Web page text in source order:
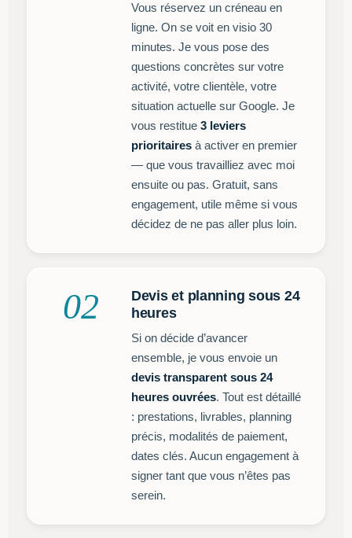
Vous réservez un créneau en
ligne. On se voit en visio 30
minutes. Je vous pose des
questions concrètes sur votre
activité, votre clientèle, votre
situation actuelle sur Google. Je
vous restitue 3 leviers
prioritaires à activer en premier
— que vous travailliez avec moi
ensuite ou pas. Gratuit, sans
engagement, utile même si vous
décidez de ne pas aller plus loin.
02
Devis et planning sous 24
heures
Si on décide d’avancer
ensemble, je vous envoie un
devis transparent sous 24
heures ouvrées. Tout est détaillé
: prestations, livrables, planning
précis, modalités de paiement,
dates clés. Aucun engagement à
signer tant que vous n’êtes pas
serein.